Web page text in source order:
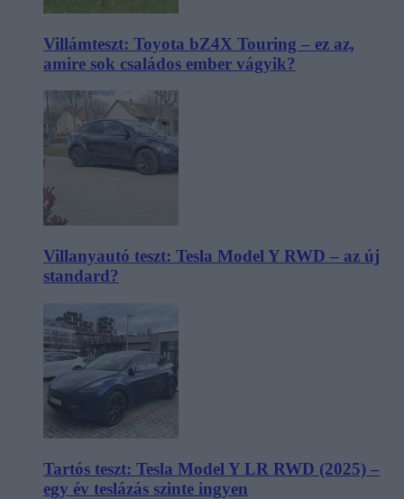
Villámteszt: Toyota bZ4X Touring – ez az,
amire sok családos ember vágyik?
Villanyautó teszt: Tesla Model Y RWD – az új
standard?
Tartós teszt: Tesla Model Y LR RWD (2025) –
egy év teslázás szinte ingyen